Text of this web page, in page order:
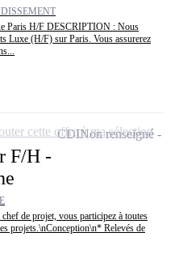
Paris H/F DESCRIPTION : Nous
Luxe (H/F) sur Paris. Vous assurerez
F/H -
de projet, vous participez à toutes
projets.\nConception\n* Relevés de
CDINon renseigné
cette offre à ma sélection